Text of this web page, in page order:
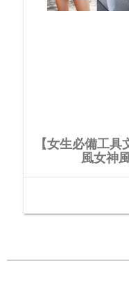
【女生必備工
風女神